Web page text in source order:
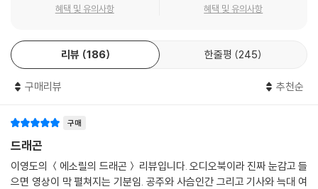
혜택 및 유의사항 혜택 및 유의사항
리뷰 186 한줄평 245
구매리뷰 추천순
구매
드래곤
이영도의 ＜에소릴의 드래곤＞ 리뷰입니다. 오디오북이라 진짜 눈감고 들
으면 영상이 막 펼쳐지는 기분임. 공주와 사슴인간 그리고 기사와 늑대 여